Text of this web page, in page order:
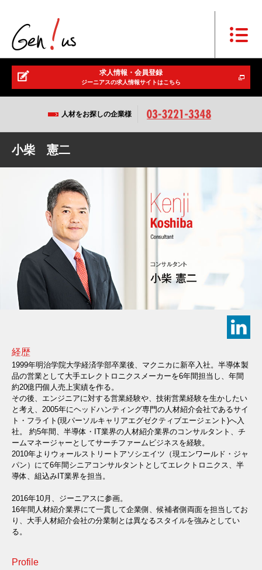
求人情報・会員登録
ジーニアスの求人情報サイトはこちら
人材をお探しの企業様
小柴 憲二
経歴
1999年明治学院大学経済学部卒業後、マクニカに新卒入社。半導体製
品の営業として大手エレクトロニクスメーカーを6年間担当し、年間
約20億円個人売上実績を作る。
その後、エンジニアに対する営業経験や、技術営業経験を生かしたい
と考え、2005年にヘッドハンティング専門の人材紹介会社であるサイ
ト・フライト(現パーソルキャリアエグゼクティブエージェント)へ入
社。 約5年間、半導体・IT業界の人材紹介業界のコンサルタント、チ
ームマネージャーとしてサーチファームビジネスを経験。
2010年よりウォールストリートアソシエイツ（現エンワールド・ジャ
パン）にて6年間シニアコンサルタントとしてエレクトロニクス、半
導体、組込みIT業界を担当。
2016年10月、ジーニアスに参画。
16年間人材紹介業界にて一貫して企業側、候補者側両面を担当してお
り、大手人材紹介会社の分業制とは異なるスタイルを強みとしてい
る。
Profile